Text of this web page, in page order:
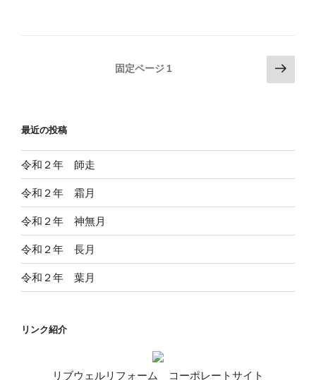
ペ
ジ
送
り
固定ページ 1
次
の
最近の投稿
令和２年 師走
令和２年 霜月
令和２年 神無月
令和２年 長月
令和２年 葉月
リンク紹介
リブウェルリフォーム コーポレートサイト